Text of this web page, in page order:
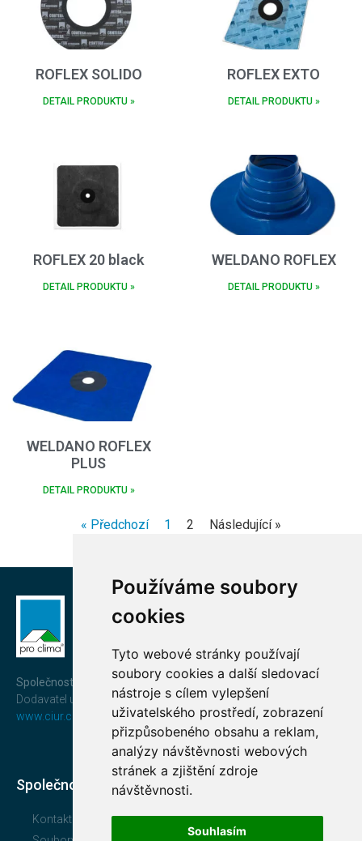
Používáme soubory
cookies
Tyto webové stránky používají
soubory cookies a další sledovací
nástroje s cílem vylepšení
uživatelského prostředí, zobrazení
přizpůsobeného obsahu a reklam,
analýzy návštěvnosti webových
stránek a zjištění zdroje
návštěvnosti.
Souhlasím
ROFLEX SOLIDO
DETAIL PRODUKTU »
ROFLEX EXTO
DETAIL PRODUKTU »
ROFLEX 20 black
DETAIL PRODUKTU »
WELDANO ROFLEX
DETAIL PRODUKTU »
WELDANO ROFLEX
PLUS
DETAIL PRODUKTU »
« Předchozí 1 2 Následující »
Společnost CIUR a.s.
Dodavatel uceleného a prověřeného systémupro clima®
www.ciur.cz
Společnost
Kontakt